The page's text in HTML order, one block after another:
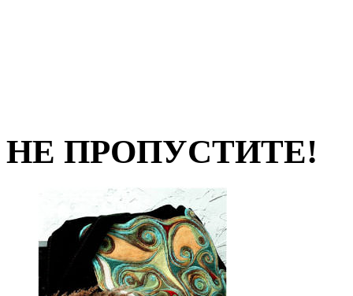
НЕ ПРОПУСТИТЕ!